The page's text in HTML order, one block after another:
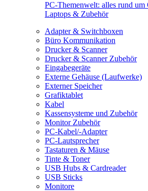
PC-Themenwelt: alles rund um
Laptops & Zubehör
Adapter & Switchboxen
Büro Kommunikation
Drucker & Scanner
Drucker & Scanner Zubehör
Eingabegeräte
Externe Gehäuse (Laufwerke)
Externer Speicher
Grafiktablet
Kabel
Kassensysteme und Zubehör
Monitor Zubehör
PC-Kabel/-Adapter
PC-Lautsprecher
Tastaturen & Mäuse
Tinte & Toner
USB Hubs & Cardreader
USB Sticks
Monitore